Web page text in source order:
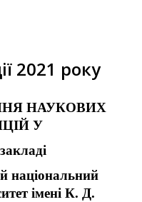
2021 року
НАУКОВИХ
У
національний
імені К. Д.